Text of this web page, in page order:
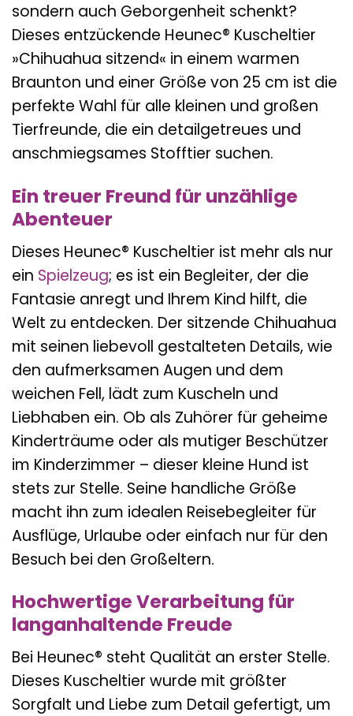
sondern auch Geborgenheit schenkt?
Dieses entzückende Heunec® Kuscheltier
»Chihuahua sitzend« in einem warmen
Braunton und einer Größe von 25 cm ist die
perfekte Wahl für alle kleinen und großen
Tierfreunde, die ein detailgetreues und
anschmiegsames Stofftier suchen.
Ein treuer Freund für unzählige
Abenteuer
Dieses Heunec® Kuscheltier ist mehr als nur
ein Spielzeug; es ist ein Begleiter, der die
Fantasie anregt und Ihrem Kind hilft, die
Welt zu entdecken. Der sitzende Chihuahua
mit seinen liebevoll gestalteten Details, wie
den aufmerksamen Augen und dem
weichen Fell, lädt zum Kuscheln und
Liebhaben ein. Ob als Zuhörer für geheime
Kinderträume oder als mutiger Beschützer
im Kinderzimmer – dieser kleine Hund ist
stets zur Stelle. Seine handliche Größe
macht ihn zum idealen Reisebegleiter für
Ausflüge, Urlaube oder einfach nur für den
Besuch bei den Großeltern.
Hochwertige Verarbeitung für
langanhaltende Freude
Bei Heunec® steht Qualität an erster Stelle.
Dieses Kuscheltier wurde mit größter
Sorgfalt und Liebe zum Detail gefertigt, um